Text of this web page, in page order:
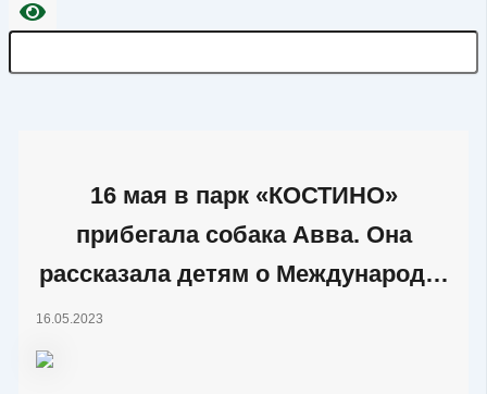
16 мая в парк «КОСТИНО»
прибегала собака Авва. Она
рассказала детям о Международ…
16.05.2023